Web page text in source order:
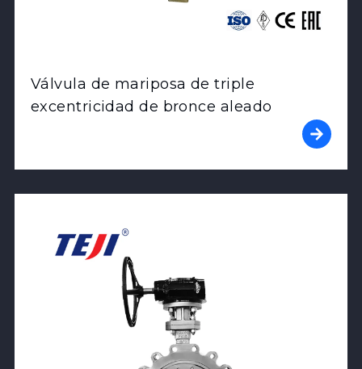
Válvula de mariposa de triple
excentricidad de bronce aleado